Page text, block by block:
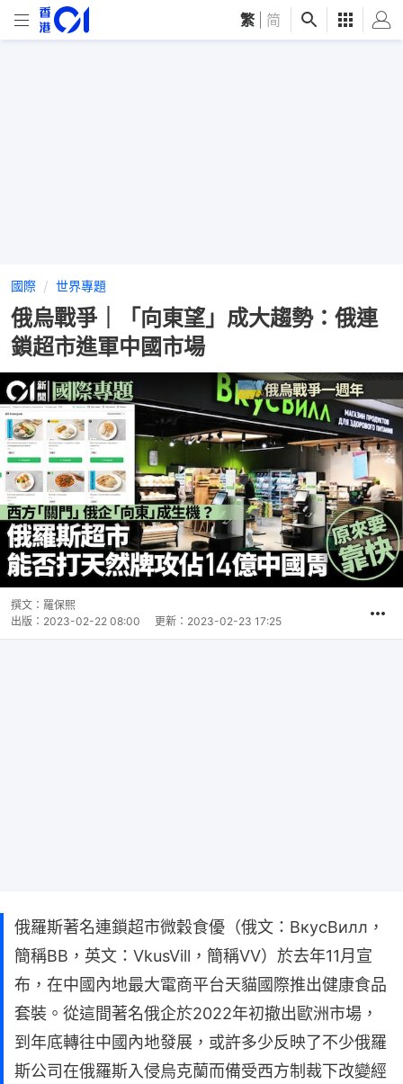
繁 简
國際 世界專題
俄烏戰爭｜「向東望」成大趨勢：俄連
鎖超市進軍中國市場
撰文： 羅保熙
出版： 2023-02-22 08:00 更新： 2023-02-23 17:25
俄羅斯著名連鎖超市微穀食優（俄文：ВкусВилл，
簡稱BB，英文：VkusVill，簡稱VV）於去年11月宣
布，在中國內地最大電商平台天貓國際推出健康食品
套裝。從這間著名俄企於2022年初撤出歐洲市場，
到年底轉往中國內地發展，或許多少反映了不少俄羅
斯公司在俄羅斯入侵烏克蘭而備受西方制裁下改變經